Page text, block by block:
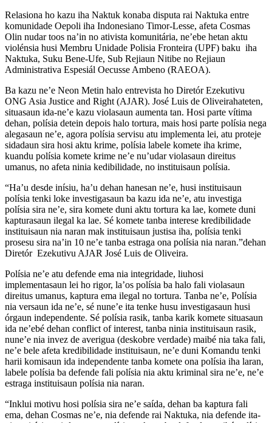
Relasiona ho kazu iha Naktuk konaba disputa rai Naktuka entre
komunidade Oepoli iha Indonesiano Timor-Lesse, afeta Cosmas
Olin nudar toos na’in no ativista komunitária, ne’ebe hetan aktu
violénsia husi Membru Unidade Polisia Fronteira (UPF) baku iha
Naktuka, Suku Bene-Ufe, Sub Rejiaun Nitibe no Rejiaun
Administrativa Espesiál Oecusse Ambeno (RAEOA).
Ba kazu ne’e Neon Metin halo entrevista ho Diretór Ezekutivu
ONG Asia Justice and Right (AJAR). José Luis de Oliveirahateten,
situasaun ida-ne’e kazu violasaun aumenta tan. Hosi parte vítima
dehan, polísia detein depois halo tortura, mais hosi parte polísia nega
alegasaun ne’e, agora polísia servisu atu implementa lei, atu proteje
sidadaun sira hosi aktu krime, polísia labele komete iha krime,
kuandu polísia komete krime ne’e nu’udar violasaun direitus
umanus, no afeta ninia kedibilidade, no instituisaun polísia.
“Ha’u desde inísiu, ha’u dehan hanesan ne’e, husi instituisaun
polísia tenki loke investigasaun ba kazu ida ne’e, atu investiga
polísia sira ne’e, sira komete duni aktu tortura ka lae, komete duni
kapturasaun ilegal ka lae. Sé komete tanba interese kredibilidade
instituisaun nia naran mak instituisaun justisa iha, polísia tenki
prosesu sira na’in 10 ne’e tanba estraga ona polísia nia naran.”dehan
Diretór Ezekutivu AJAR José Luis de Oliveira.
Polísia ne’e atu defende ema nia integridade, liuhosi
implementasaun lei ho rigor, la’os polísia ba halo fali violasaun
direitus umanus, kaptura ema ilegal no tortura. Tanba ne’e, Polísia
nia versaun ida ne’e, sé nune’e ita tenke husu investigasaun husi
órgaun independente. Sé polísia rasik, tanba karik komete situasaun
ida ne’ebé dehan conflict of interest, tanba ninia instituisaun rasik,
nune’e nia invez de averigua (deskobre verdade) maibé nia taka fali,
ne’e bele afeta kredibilidade instituisaun, ne’e duni Komandu tenki
harii komisaun ida independente tanba komete ona polísia iha laran,
labele polísia ba defende fali polísia nia aktu kriminal sira ne’e, ne’e
estraga instituisaun polísia nia naran.
“Inklui motivu hosi polísia sira ne’e saída, dehan ba kaptura fali
ema, dehan Cosmas ne’e, nia defende rai Naktuka, nia defende ita-